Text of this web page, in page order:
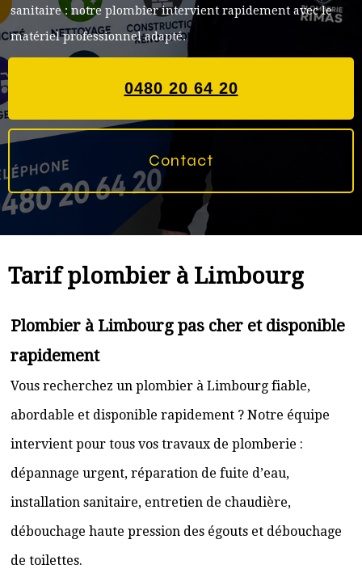
sanitaire : notre plombier intervient rapidement avec le
matériel professionnel adapté.
0480 20 64 20
Contact
Tarif plombier à Limbourg
Plombier à Limbourg pas cher et disponible
rapidement
Vous recherchez un plombier à Limbourg fiable,
abordable et disponible rapidement ? Notre équipe
intervient pour tous vos travaux de plomberie :
dépannage urgent, réparation de fuite d’eau,
installation sanitaire, entretien de chaudière,
débouchage haute pression des égouts et débouchage
de toilettes.